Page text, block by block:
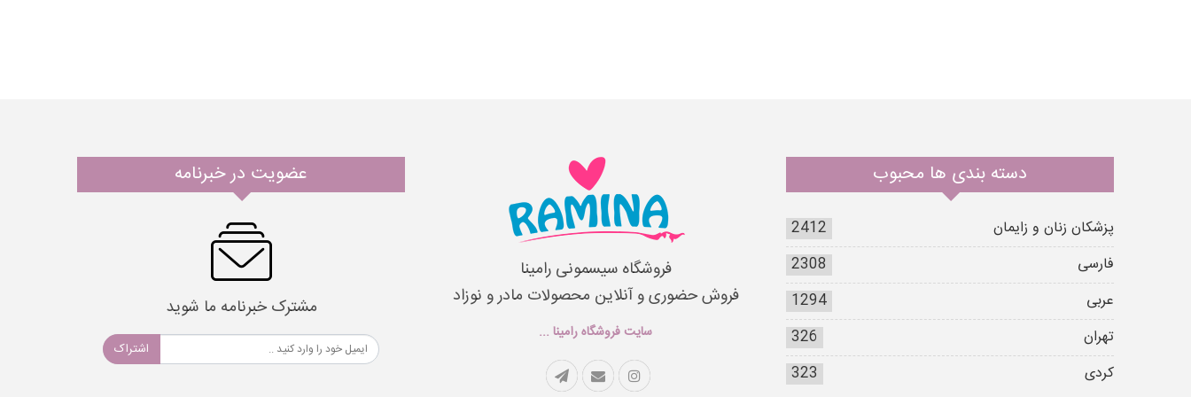
دسته بندی ها محبوب
پزشکان زنان و زایمان
2412
فارسی
2308
عربی
1294
تهران
326
کردی
323
فروشگاه سیسمونی رامینا
فروش حضوری و آنلاین محصولات مادر و نوزاد
سایت فروشگاه رامینا ...
عضویت در خبرنامه
مشترک خبرنامه ما شوید
اشتراک